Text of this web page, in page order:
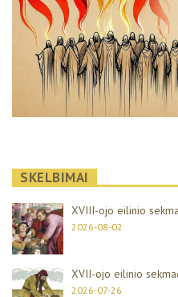
SKELBIMAI
XVIII-ojo eilinio
2026-08-02
XVII-ojo eilinio
2026-07-26